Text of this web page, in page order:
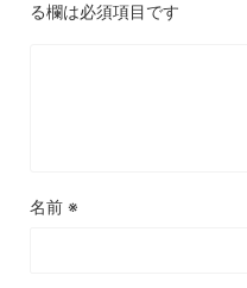
る欄は必須項目です
名前 ※